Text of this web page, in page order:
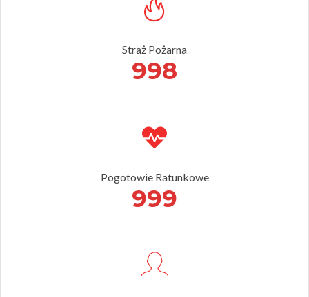
Straż Pożarna
998
Pogotowie Ratunkowe
999